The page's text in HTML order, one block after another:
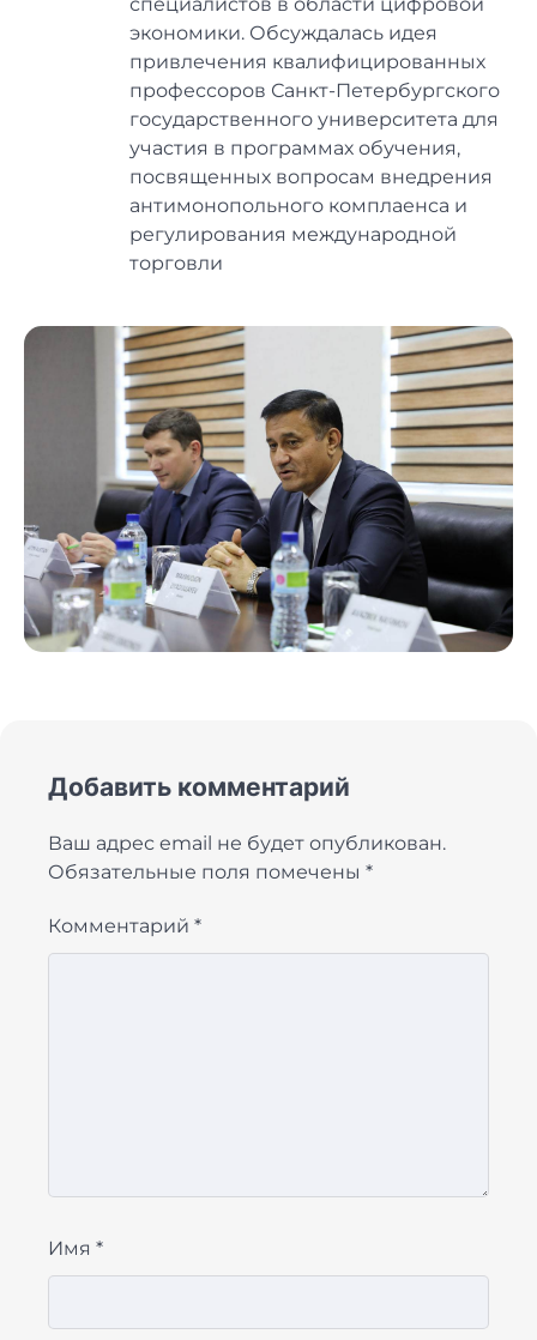
специалистов в области цифровой
экономики. Обсуждалась идея
привлечения квалифицированных
профессоров Санкт-Петербургского
государственного университета для
участия в программах обучения,
посвященных вопросам внедрения
антимонопольного комплаенса и
регулирования международной
торговли
Добавить комментарий
Ваш адрес email не будет опубликован.
Обязательные поля помечены *
Комментарий *
Имя *